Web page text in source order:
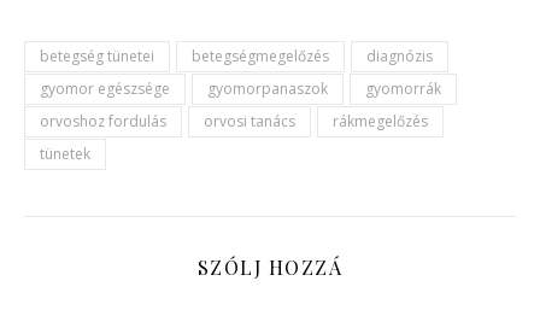
betegség tünetei betegségmegelőzés
diagnózis
gyomor egészsége
gyomorpanaszok
gyomorrák
orvoshoz fordulás
orvosi tanács
rákmegelőzés
tünetek
SZÓLJ HOZZÁ